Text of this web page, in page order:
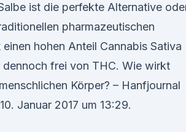
ist die perfekte Alternative
pharmazeutischen
einen hohen Anteil Cannabis Sativa
dennoch frei von THC. Wie wirkt
Körper? – Hanfjournal
Januar 2017 um 13:29.